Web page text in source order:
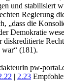
und stabilisiert
Regierung
„dass die
Demokratie
war“ (181).
pw-
| 2.23